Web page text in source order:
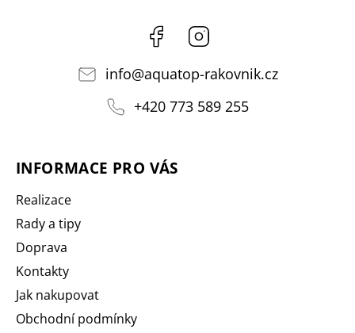
Facebook
info@aquatop-rakovnik.cz
+420 773 589 255
INFORMACE PRO VÁS
Realizace
Rady a tipy
Doprava
Kontakty
Jak nakupovat
Obchodní podmínky